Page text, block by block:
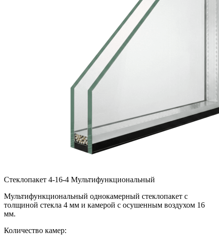
Стеклопакет 4-16-4 Мультифункциональный
Мультифункциональный однокамерный стеклопакет с
толщиной стекла 4 мм и камерой с осушенным воздухом 16
мм.
Количество камер: